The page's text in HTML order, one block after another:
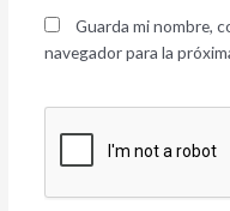
Guarda mi nombre,
navegador para la